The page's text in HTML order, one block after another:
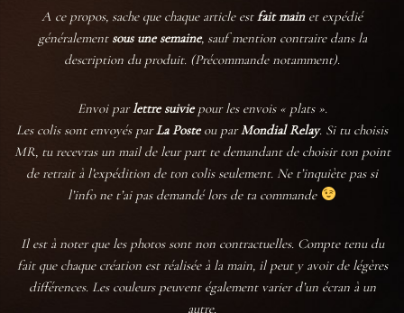
A ce propos, sache que chaque article estfait mainet expédié
généralement sous une semaine, sauf mention contraire dans la
description du produit. (Précommande notamment).
Envoi parlettre suiviepour les envois « plats ».
Les colis sont envoyés parLa Posteou parMondial Relay. Si tu choisis
MR, tu recevras un mail de leur part te demandant de choisir ton point
de retrait à l’expédition de ton colis seulement. Ne t’inquiète pas si
l’info ne t’ai pas demandé lors de ta commande
Il est à noter que les photos sont non contractuelles. Compte tenu du
fait que chaque création est réalisée à la main, il peut y avoir de légères
différences. Les couleurs peuvent également varier d’un écran à un
autre.